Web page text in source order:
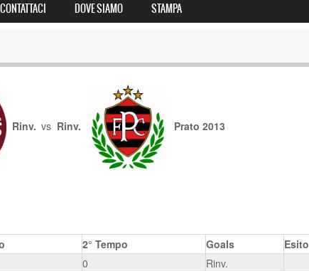
CONTATTACI DOVE SIAMO STAMPA
Rinv. vs Rinv. Prato 2013
2° Tempo Goals
Esito
0
Rinv.